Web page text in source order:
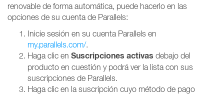
renovable de forma automática, puede hacerlo en las
opciones de su cuenta de Parallels:
Inicie sesión en su cuenta Parallels en
my.parallels.com/.
Haga clic en Suscripciones activas debajo del
producto en cuestión y podrá ver la lista con sus
suscripciones de Parallels.
Haga clic en la suscripción cuyo método de pago